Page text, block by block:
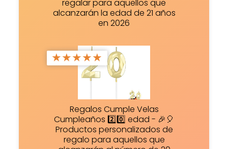
regalar para aquellos que
alcanzarán la edad de 21 años
en 2026
★★★★★
Regalos Cumple Velas
Cumpleaños 2️⃣0️⃣ edad - 🎉🎈
Productos personalizados de
regalo para aquellos que